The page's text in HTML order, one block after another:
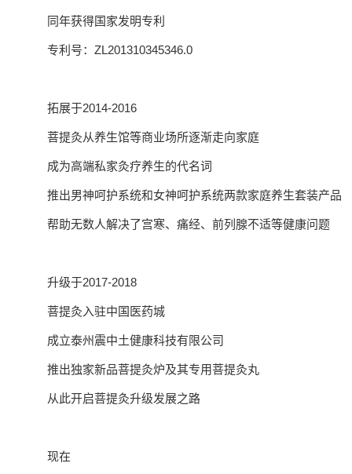
同年获得国家发明专利
专利号：ZL201310345346.0
拓展于2014-2016
菩提灸从养生馆等商业场所逐渐走向家庭
成为高端私家灸疗养生的代名词
推出男神呵护系统和女神呵护系统两款家庭养生套装产品
帮助无数人解决了宫寒、痛经、前列腺不适等健康问题
升级于2017-2018
菩提灸入驻中国医药城
成立泰州震中土健康科技有限公司
推出独家新品菩提灸炉及其专用菩提灸丸
从此开启菩提灸升级发展之路
现在